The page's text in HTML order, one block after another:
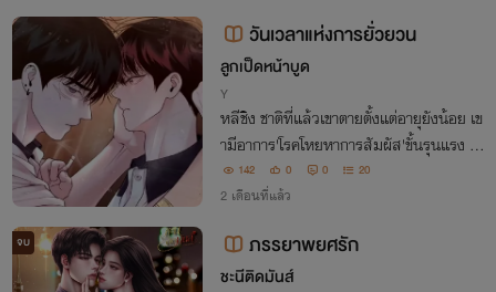
วันเวลาแห่งการยั่วยวน
ลูกเป็ด​หน้าบูด
Y
หลีชิง ชาติที่แล้วเขาตายตั้งแต่อายุยังน้อย เข
ามีอาการ'โรคโหยหาการสัมผัส'ขั้นรุนแรง เดิ
มทีเขาตั้งใจจะเป็นแค่เพื่อนสนิทกับเพื่อนสมั
ยเด็ก แต่ตอนนี้เขาเปลี่ยนใจ... วางแผนจะล่
142 0 0 20
2 เดือนที่แล้ว
จบ ภรรยาพยศรัก
ชะนีติดมันส์